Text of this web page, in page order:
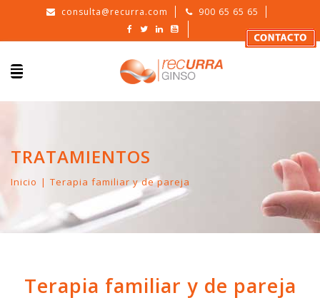
consulta@recurra.com 900 65 65 65
TRATAMIENTOS
Inicio Terapia familiar y de pareja
Terapia familiar y de pareja